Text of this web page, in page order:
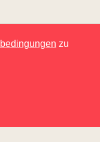
zu